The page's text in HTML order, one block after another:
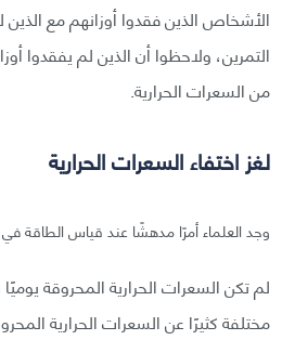
الأشخاص الذين فقدوا أوزانهم مع
التمرين، ولاحظوا أن الذين لم يفقدوا
من السعرات الحرارية.
لغز اختفاء السعرات الحرارية
وجد العلماء أمرًا مدهشًا عند قياس الطاقة في
لم تكن السعرات الحرارية المحروقة
مختلفة كثيرًا عن السعرات الحرارية